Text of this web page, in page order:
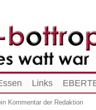
Links
Kommentar der Redaktion